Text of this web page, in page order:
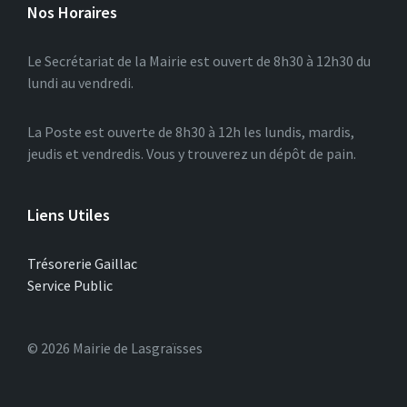
Nos Horaires
Le Secrétariat de la Mairie est ouvert de 8h30 à 12h30 du
lundi au vendredi.
La Poste est ouverte de 8h30 à 12h les lundis, mardis,
jeudis et vendredis. Vous y trouverez un dépôt de pain.
Liens Utiles
Trésorerie Gaillac
Service Public
© 2026 Mairie de Lasgraïsses